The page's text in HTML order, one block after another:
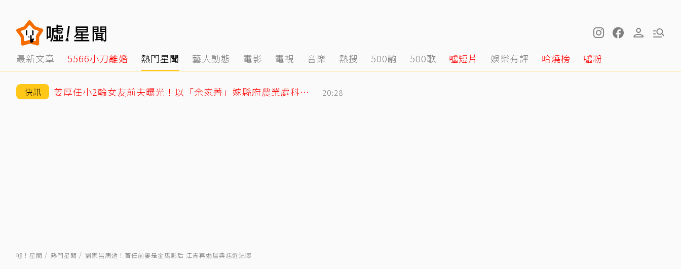
最新文章 5566小刀離婚 熱門星聞 藝人動態 電影 電視 音樂 熱搜 500齣 500歌 噓短片 娛樂有評 哈燒榜 噓粉
快訊 姜厚任小2輪女友前夫曝光！以「余家菁」嫁縣府農業處科長 交往3月閃婚 20:28
噓！星聞 熱門星聞 劉家昌病逝！首任前妻是金馬影后 江青再婚瑞典尪近況曝